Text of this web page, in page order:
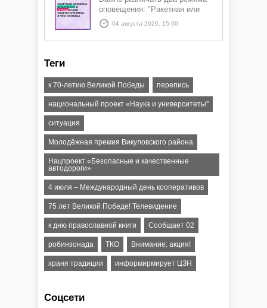
оповещения: "Ракетная или
БПЛА опасность" и "Угроза
атаки ракеты или БПЛА"
04 августа 2026, 15:00
Теги
к 70-летию Великой Победы перепись
национальный проект «Наука и университеты"
ситуация
Молодёжная премия Викуловского района
Нацпроект «Безопасные и качественные
автодороги»
4 июля – Международный день кооперативов
75 лет Великой Победе! Телевидение
к дню православной книги Сообщает 02
робинзонада ТКО Внимание: акция!
храня традиции информирмирует ЦЗН
Соцсети